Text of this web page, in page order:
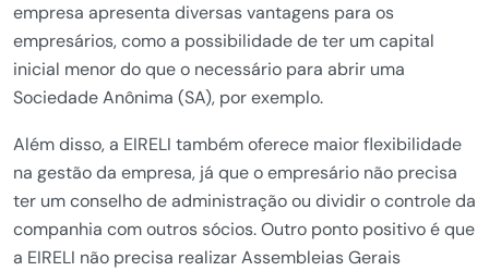
empresa apresenta diversas vantagens para os
empresários, como a possibilidade de ter um capital
inicial menor do que o necessário para abrir uma
Sociedade Anônima (SA), por exemplo.
Além disso, a EIRELI também oferece maior flexibilidade
na gestão da empresa, já que o empresário não precisa
ter um conselho de administração ou dividir o controle da
companhia com outros sócios. Outro ponto positivo é que
a EIRELI não precisa realizar Assembleias Gerais